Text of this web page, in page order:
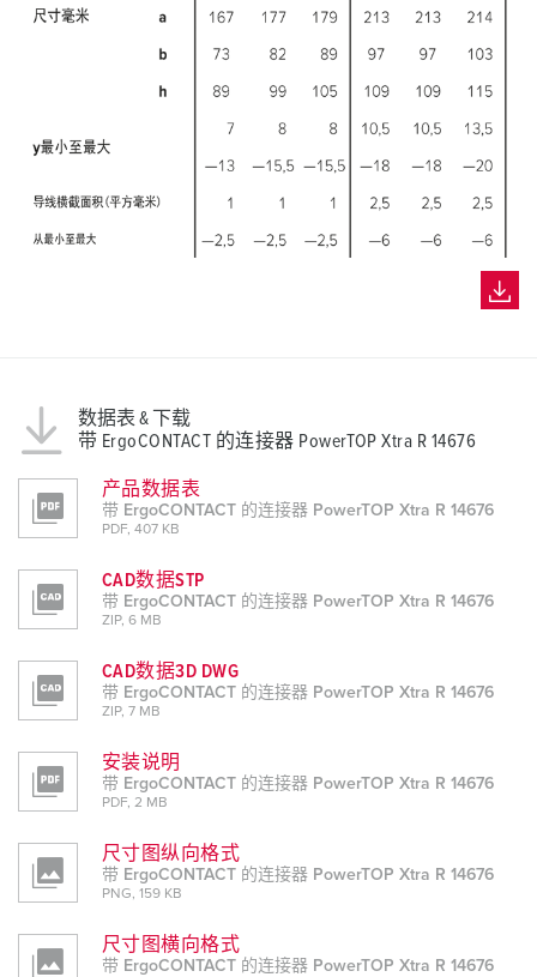
数据表 & 下载
带 ErgoCONTACT 的连接器 PowerTOP Xtra R 14676
产品数据表
带 ErgoCONTACT 的连接器 PowerTOP Xtra R 14676
PDF, 407 KB
CAD数据STP
带 ErgoCONTACT 的连接器 PowerTOP Xtra R 14676
ZIP, 6 MB
CAD数据3D DWG
带 ErgoCONTACT 的连接器 PowerTOP Xtra R 14676
ZIP, 7 MB
安装说明
带 ErgoCONTACT 的连接器 PowerTOP Xtra R 14676
PDF, 2 MB
尺寸图纵向格式
带 ErgoCONTACT 的连接器 PowerTOP Xtra R 14676
PNG, 159 KB
尺寸图横向格式
带 ErgoCONTACT 的连接器 PowerTOP Xtra R 14676